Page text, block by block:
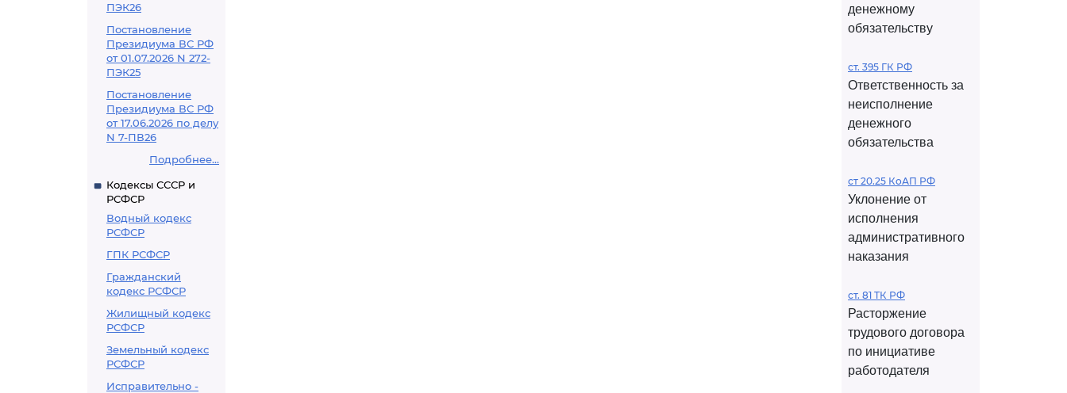
ПЭК26
Постановление
Президиума ВС РФ
от 01.07.2026 N 272-
ПЭК25
Постановление
Президиума ВС РФ
от 17.06.2026 по делу
N 7-ПВ26
Подробнее...
Кодексы СССР и
РСФСР
Водный кодекс
РСФСР
ГПК РСФСР
Гражданский
кодекс РСФСР
Жилищный кодекс
РСФСР
Земельный кодекс
РСФСР
Исправительно -
денежному
обязательству
ст. 395 ГК РФ
Ответственность за
неисполнение
денежного
обязательства
ст 20.25 КоАП РФ
Уклонение от
исполнения
административного
наказания
ст. 81 ТК РФ
Расторжение
трудового договора
по инициативе
работодателя